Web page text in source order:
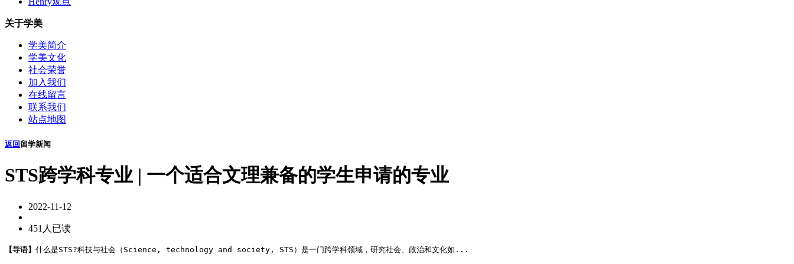
关于学美
学美简介
学美文化
社会荣誉
加入我们
在线留言
联系我们
站点地图
返回 留学新闻
STS跨学科专业 | 一个适合文理兼备的学生申请的专业
2022-11-12
451人已读
【导语】 什么是STS?科技与社会（Science, technology and society, STS）是一门跨学科领域，研究社会、政治和文化如...